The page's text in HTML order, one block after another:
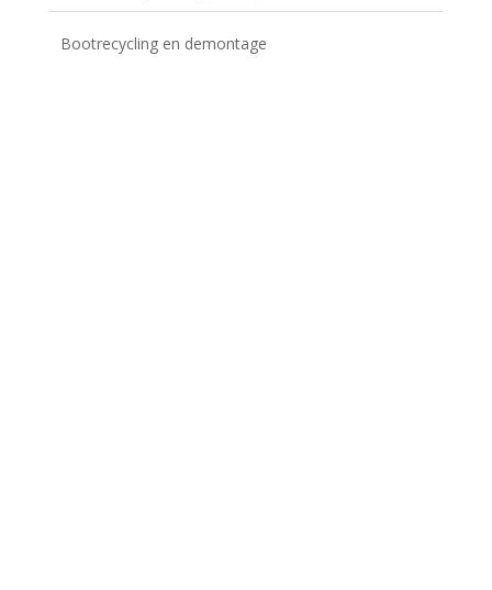
Bootrecycling en demontage